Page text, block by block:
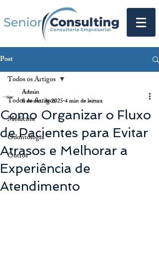
Post
Todos os Artigos
Medicina
Odontologia
Outros
Todos os Artigos
Como Organizar o Fluxo
de Pacientes para Evitar
Atrasos e Melhorar a
Experiência de
Atendimento
Admin
8 de dez. de 20254 min de leitura